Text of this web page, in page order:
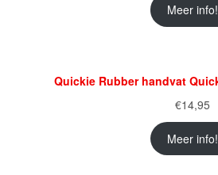
Meer info!
Quickie Rubber handvat
€14,95
Meer info!